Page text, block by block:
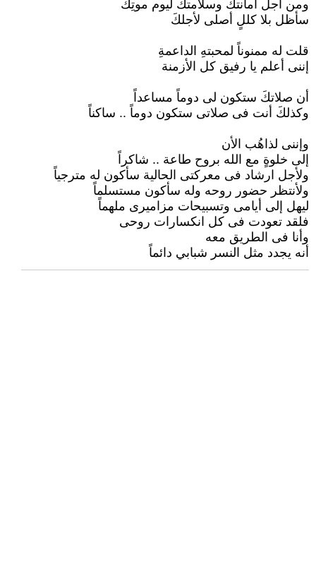
ومن أجل أمانتك وسلامتك ليوم موتِكَ
سأظل بلا كللٍ أصلى لأجلكَ
قلت له ممنوناً لمحبتهِ الداعمةِ
إننى أعلم يا رفيق كل الأزمنة
أن صلاتكَ ستكون لى دوماً مساعداً
وكذلكَ أنت فى صلاتى ستكون دوماً .. ساكناً
وإننى لذاهُب الأن
إلى خلوةٍ مع الله بروح طاعة .. شاكراً
ولأجل ارشاد فى معركتى الحالية سأكون له مترجياً
ولأنتظر حضور روحه وله سأكون مستسلماً
ليهل إلى أيامى وتسبيحات مزاميرى ملهماً
فلقد تعودت فى كل انكسارات روحى
وأنا فى الطريق معه
أنه يجدد مثل النسر شبابي دائماً